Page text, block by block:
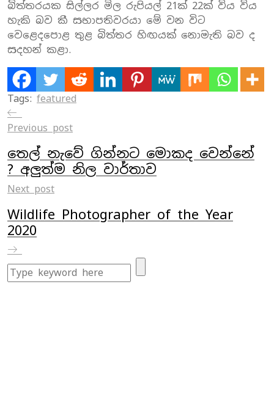
බිත්තරයක සිල්ලර මිල රුපියල් 21ක් 22ක් විය විය
හැකි බව කී සභාපතිවරයා මේ වන විට
වෙළෙදපොළ තුළ බිත්තර හිඟයක් නොමැති බව ද
සදහන් කළා.
Tags: featured
Previous post
තෙල් නැවේ ගින්නට මොකද වෙන්නේ
? අලුත්ම නිල වාර්තාව
Next post
Wildlife Photographer of the Year
2020